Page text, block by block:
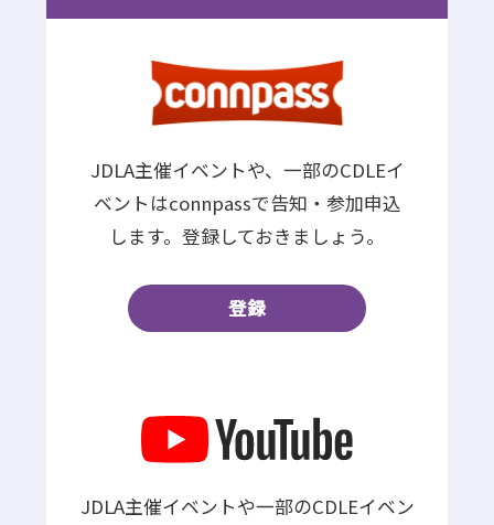
JDLA主催イベントや、一部のCDLEイ
ベントはconnpassで告知・参加申込
します。登録しておきましょう。
登録
JDLA主催イベントや一部のCDLEイベン